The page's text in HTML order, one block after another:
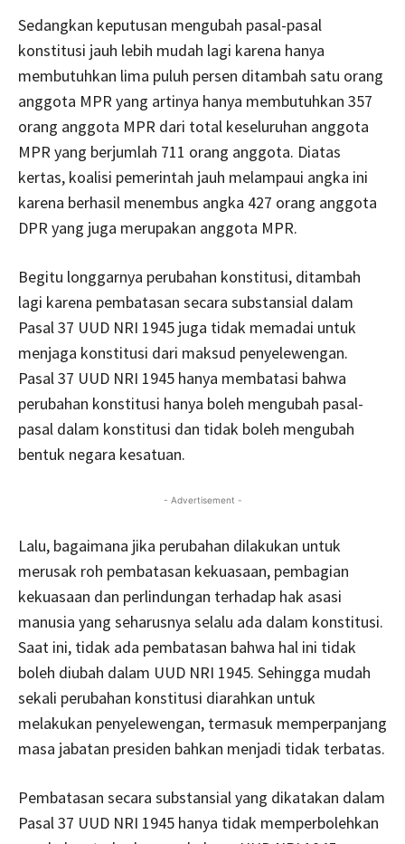
Sedangkan keputusan mengubah pasal-pasal
konstitusi jauh lebih mudah lagi karena hanya
membutuhkan lima puluh persen ditambah satu orang
anggota MPR yang artinya hanya membutuhkan 357
orang anggota MPR dari total keseluruhan anggota
MPR yang berjumlah 711 orang anggota. Diatas
kertas, koalisi pemerintah jauh melampaui angka ini
karena berhasil menembus angka 427 orang anggota
DPR yang juga merupakan anggota MPR.
Begitu longgarnya perubahan konstitusi, ditambah
lagi karena pembatasan secara substansial dalam
Pasal 37 UUD NRI 1945 juga tidak memadai untuk
menjaga konstitusi dari maksud penyelewengan.
Pasal 37 UUD NRI 1945 hanya membatasi bahwa
perubahan konstitusi hanya boleh mengubah pasal-
pasal dalam konstitusi dan tidak boleh mengubah
bentuk negara kesatuan.
- Advertisement -
Lalu, bagaimana jika perubahan dilakukan untuk
merusak roh pembatasan kekuasaan, pembagian
kekuasaan dan perlindungan terhadap hak asasi
manusia yang seharusnya selalu ada dalam konstitusi.
Saat ini, tidak ada pembatasan bahwa hal ini tidak
boleh diubah dalam UUD NRI 1945. Sehingga mudah
sekali perubahan konstitusi diarahkan untuk
melakukan penyelewengan, termasuk memperpanjang
masa jabatan presiden bahkan menjadi tidak terbatas.
Pembatasan secara substansial yang dikatakan dalam
Pasal 37 UUD NRI 1945 hanya tidak memperbolehkan